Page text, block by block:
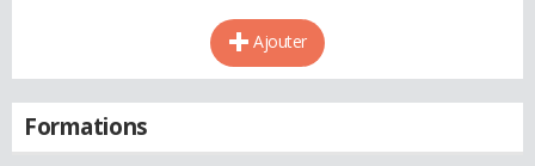
Ajouter
Formations